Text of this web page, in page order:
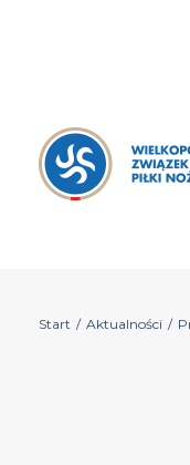
Start / Aktualności /